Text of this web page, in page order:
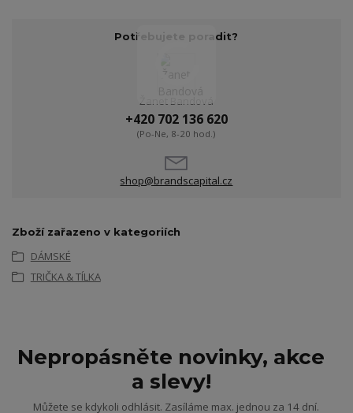
Potřebujete poradit?
Žanet Bandová
+420 702 136 620
(Po-Ne, 8-20 hod.)
shop@brandscapital.cz
Zboží zařazeno v kategoriích
DÁMSKÉ
TRIČKA & TÍLKA
Nepropásněte novinky, akce
a slevy!
Můžete se kdykoli odhlásit. Zasíláme max. jednou za 14 dní.